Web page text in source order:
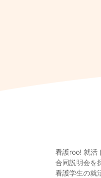
看護roo! 就活
合同説明会を
看護学生の就